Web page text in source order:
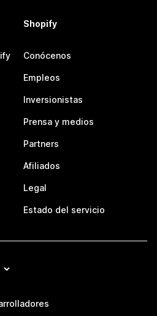
Shopify
Conócenos
Empleos
Inversionistas
Prensa y medios
Partners
Afiliados
Legal
Estado del servicio